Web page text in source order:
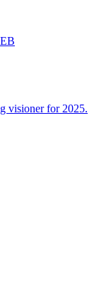
visioner for 2025.